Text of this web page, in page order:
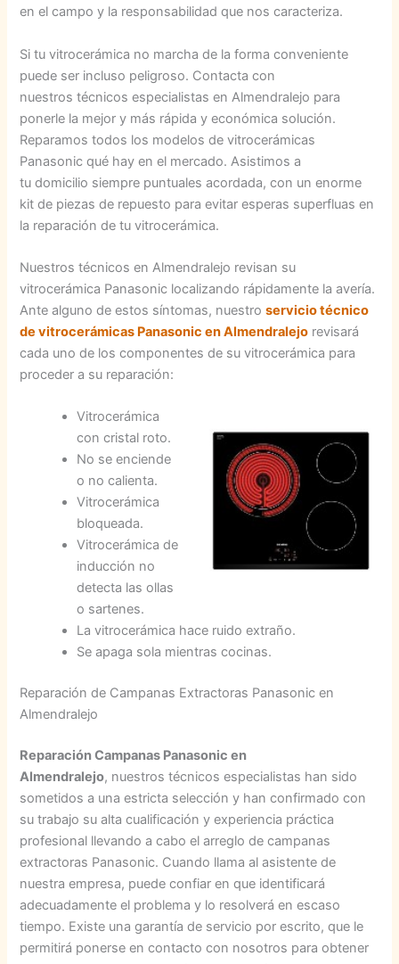
en el campo y la responsabilidad que nos caracteriza.
Si tu vitrocerámica no marcha de la forma conveniente
puede ser incluso peligroso. Contacta con
nuestros técnicos especialistas en Almendralejo para
ponerle la mejor y más rápida y económica solución.
Reparamos todos los modelos de vitrocerámicas
Panasonic qué hay en el mercado. Asistimos a
tu domicilio siempre puntuales acordada, con un enorme
kit de piezas de repuesto para evitar esperas superfluas en
la reparación de tu vitrocerámica.
Nuestros técnicos en Almendralejo revisan su
vitrocerámica Panasonic localizando rápidamente la avería.
Ante alguno de estos síntomas, nuestroservicio técnico
de vitrocerámicas Panasonic en Almendralejo revisará
cada uno de los componentes de su vitrocerámica para
proceder a su reparación:
Vitrocerámica
con cristal roto.
No se enciende
o no calienta.
Vitrocerámica
bloqueada.
Vitrocerámica de
inducción no
detecta las ollas
o sartenes.
La vitrocerámica hace ruido extraño.
Se apaga sola mientras cocinas.
Reparación de Campanas Extractoras Panasonic en
Almendralejo
Reparación Campanas Panasonic en
Almendralejo, nuestros técnicos especialistas han sido
sometidos a una estricta selección y han confirmado con
su trabajo su alta cualificación y experiencia práctica
profesional llevando a cabo el arreglo de campanas
extractoras Panasonic. Cuando llama al asistente de
nuestra empresa, puede confiar en que identificará
adecuadamente el problema y lo resolverá en escaso
tiempo. Existe una garantía de servicio por escrito, que le
permitirá ponerse en contacto con nosotros para obtener